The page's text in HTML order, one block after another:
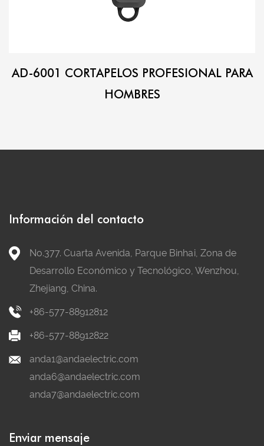
AD-6001 CORTAPELOS PROFESIONAL PARA
HOMBRES
Información del contacto
No.377. Cuarta Avenida, Parque Binhai, Zona de
Desarrollo Económico y Tecnológico, Wenzhou,
Zhejiang, China.
+86-577-88912812
+86-577-88912822
anda1@andaelectric.com
anda6@andaelectric.com
anda7@andaelectric.com
Enviar mensaje